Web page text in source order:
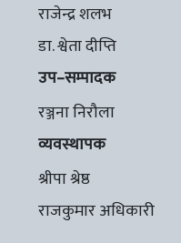
राजेन्द्र शलभ
डा. श्वेता दीप्ति
उप–सम्पादक
रञ्जना निरौला
व्यवस्थापक
श्रीपा श्रेष्ठ
राजकुमार अधिकारी